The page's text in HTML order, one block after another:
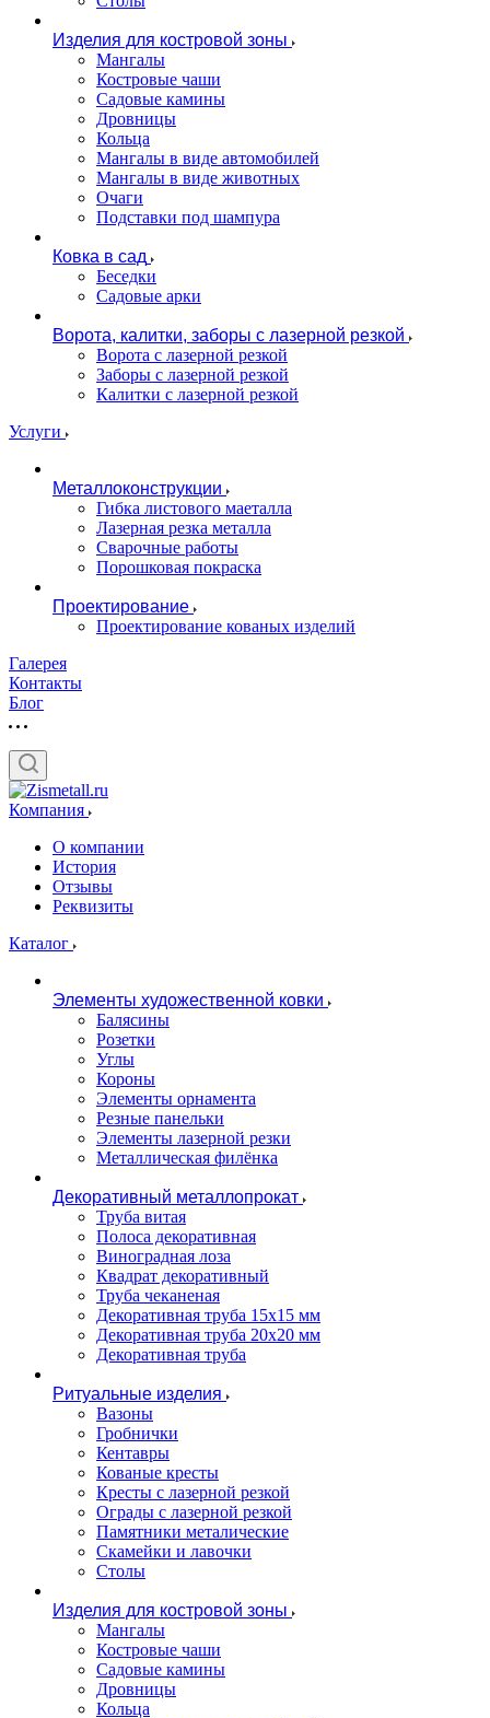
Изделия для костровой зоны
Мангалы
Костровые чаши
Садовые камины
Дровницы
Кольца
Мангалы в виде автомобилей
Мангалы в виде животных
Очаги
Подставки под шампура
Ковка в сад
Беседки
Садовые арки
Ворота, калитки, заборы с лазерной резкой
Ворота с лазерной резкой
Заборы с лазерной резкой
Калитки с лазерной резкой
Услуги
Металлоконструкции
Гибка листового маеталла
Лазерная резка металла
Сварочные работы
Порошковая покраска
Проектирование
Проектирование кованых изделий
Галерея
Контакты
Блог
Компания
О компании
История
Отзывы
Реквизиты
Каталог
Элементы художественной ковки
Балясины
Розетки
Углы
Короны
Элементы орнамента
Резные панельки
Элементы лазерной резки
Металлическая филёнка
Декоративный металлопрокат
Труба витая
Полоса декоративная
Виноградная лоза
Квадрат декоративный
Труба чеканеная
Декоративная труба 15х15 мм
Декоративная труба 20х20 мм
Декоративная труба
Ритуальные изделия
Вазоны
Гробнички
Кентавры
Кованые кресты
Кресты с лазерной резкой
Ограды с лазерной резкой
Памятники металические
Скамейки и лавочки
Столы
Изделия для костровой зоны
Мангалы
Костровые чаши
Садовые камины
Дровницы
Кольца